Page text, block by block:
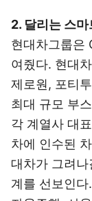
2. 달리는 스
현대차그룹은
여줬다. 현대
제로원, 포티
최대 규모 부
각 계열사 대
차에 인수된
대차가 그려
계를 선보인